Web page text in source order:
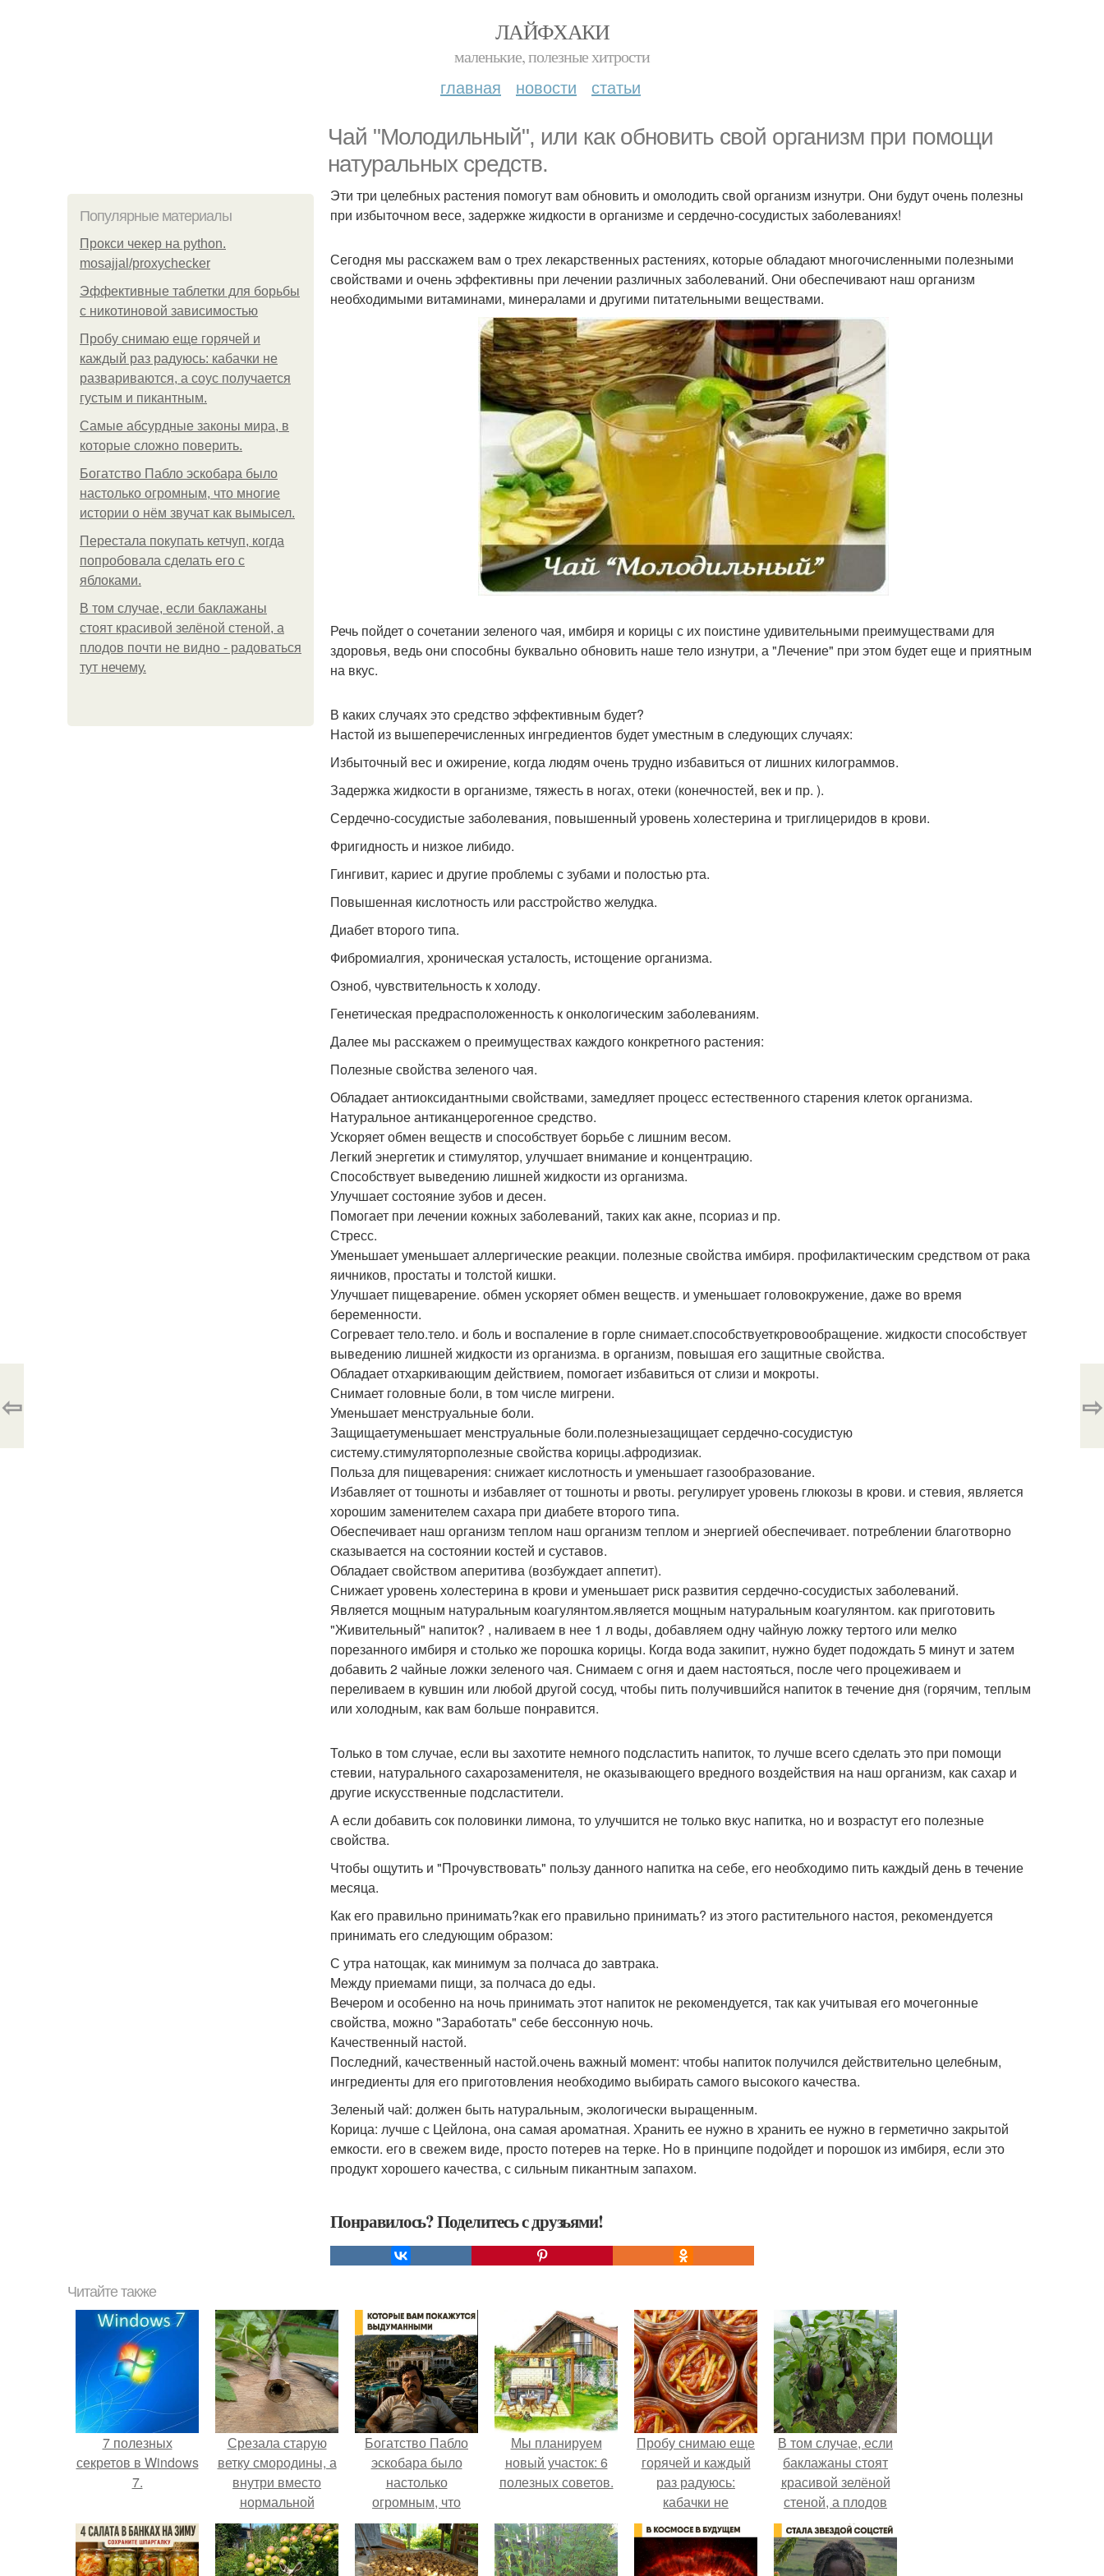
ЛАЙФХАКИ
маленькие, полезные хитрости
главная новости статьи
Чай "Молодильный", или как обновить свой организм при помощи
натуральных средств.
Популярные материалы
Прокси чекер на python.
mosajjal/proxychecker
Эффективные таблетки для борьбы
с никотиновой зависимостью
Пробу снимаю еще горячей и
каждый раз радуюсь: кабачки не
развариваются, а соус получается
густым и пикантным.
Самые абсурдные законы мира, в
которые сложно поверить.
Богатство Пабло эскобара было
настолько огромным, что многие
истории о нём звучат как вымысел.
Перестала покупать кетчуп, когда
попробовала сделать его с
яблоками.
В том случае, если баклажаны
стоят красивой зелёной стеной, а
плодов почти не видно - радоваться
тут нечему.
Эти три целебных растения помогут вам обновить и омолодить свой организм изнутри. Они будут очень полезны
при избыточном весе, задержке жидкости в организме и сердечно-сосудистых заболеваниях!
Сегодня мы расскажем вам о трех лекарственных растениях, которые обладают многочисленными полезными
свойствами и очень эффективны при лечении различных заболеваний. Они обеспечивают наш организм
необходимыми витаминами, минералами и другими питательными веществами.
Речь пойдет о сочетании зеленого чая, имбиря и корицы с их поистине удивительными преимуществами для
здоровья, ведь они способны буквально обновить наше тело изнутри, а "Лечение" при этом будет еще и приятным
на вкус.
В каких случаях это средство эффективным будет?
Настой из вышеперечисленных ингредиентов будет уместным в следующих случаях:
Избыточный вес и ожирение, когда людям очень трудно избавиться от лишних килограммов.
Задержка жидкости в организме, тяжесть в ногах, отеки (конечностей, век и пр. ).
Сердечно-сосудистые заболевания, повышенный уровень холестерина и триглицеридов в крови.
Фригидность и низкое либидо.
Гингивит, кариес и другие проблемы с зубами и полостью рта.
Повышенная кислотность или расстройство желудка.
Диабет второго типа.
Фибромиалгия, хроническая усталость, истощение организма.
Озноб, чувствительность к холоду.
Генетическая предрасположенность к онкологическим заболеваниям.
Далее мы расскажем о преимуществах каждого конкретного растения:
Полезные свойства зеленого чая.
Обладает антиоксидантными свойствами, замедляет процесс естественного старения клеток организма.
Натуральное антиканцерогенное средство.
Ускоряет обмен веществ и способствует борьбе с лишним весом.
Легкий энергетик и стимулятор, улучшает внимание и концентрацию.
Способствует выведению лишней жидкости из организма.
Улучшает состояние зубов и десен.
Помогает при лечении кожных заболеваний, таких как акне, псориаз и пр.
Стресс.
Уменьшает уменьшает аллергические реакции. полезные свойства имбиря. профилактическим средством от рака
яичников, простаты и толстой кишки.
Улучшает пищеварение. обмен ускоряет обмен веществ. и уменьшает головокружение, даже во время
беременности.
Согревает тело.тело. и боль и воспаление в горле снимает.способствуеткровообращение. жидкости способствует
выведению лишней жидкости из организма. в организм, повышая его защитные свойства.
Обладает отхаркивающим действием, помогает избавиться от слизи и мокроты.
Снимает головные боли, в том числе мигрени.
Уменьшает менструальные боли.
Защищаетуменьшает менструальные боли.полезныезащищает сердечно-сосудистую
систему.стимуляторполезные свойства корицы.афродизиак.
Польза для пищеварения: снижает кислотность и уменьшает газообразование.
Избавляет от тошноты и избавляет от тошноты и рвоты. регулирует уровень глюкозы в крови. и стевия, является
хорошим заменителем сахара при диабете второго типа.
Обеспечивает наш организм теплом наш организм теплом и энергией обеспечивает. потреблении благотворно
сказывается на состоянии костей и суставов.
Обладает свойством аперитива (возбуждает аппетит).
Снижает уровень холестерина в крови и уменьшает риск развития сердечно-сосудистых заболеваний.
Является мощным натуральным коагулянтом.является мощным натуральным коагулянтом. как приготовить
"Живительный" напиток? , наливаем в нее 1 л воды, добавляем одну чайную ложку тертого или мелко
порезанного имбиря и столько же порошка корицы. Когда вода закипит, нужно будет подождать 5 минут и затем
добавить 2 чайные ложки зеленого чая. Снимаем с огня и даем настояться, после чего процеживаем и
переливаем в кувшин или любой другой сосуд, чтобы пить получившийся напиток в течение дня (горячим, теплым
или холодным, как вам больше понравится.
Только в том случае, если вы захотите немного подсластить напиток, то лучше всего сделать это при помощи
стевии, натурального сахарозаменителя, не оказывающего вредного воздействия на наш организм, как сахар и
другие искусственные подсластители.
А если добавить сок половинки лимона, то улучшится не только вкус напитка, но и возрастут его полезные
свойства.
Чтобы ощутить и "Прочувствовать" пользу данного напитка на себе, его необходимо пить каждый день в течение
месяца.
Как его правильно принимать?как его правильно принимать? из этого растительного настоя, рекомендуется
принимать его следующим образом:
С утра натощак, как минимум за полчаса до завтрака.
Между приемами пищи, за полчаса до еды.
Вечером и особенно на ночь принимать этот напиток не рекомендуется, так как учитывая его мочегонные
свойства, можно "Заработать" себе бессонную ночь.
Качественный настой.
Последний, качественный настой.очень важный момент: чтобы напиток получился действительно целебным,
ингредиенты для его приготовления необходимо выбирать самого высокого качества.
Зеленый чай: должен быть натуральным, экологически выращенным.
Корица: лучше с Цейлона, она самая ароматная. Хранить ее нужно в хранить ее нужно в герметично закрытой
емкости. его в свежем виде, просто потерев на терке. Но в принципе подойдет и порошок из имбиря, если это
продукт хорошего качества, с сильным пикантным запахом.
Понравилось? Поделитесь с друзьями!
⇦ ⇨
Читайте также
7 полезных
секретов в Windows
7.
Срезала старую
ветку смородины, а
внутри вместо
нормальной
светлой
сердцевины
оказалась чёрная
Богатство Пабло
эскобара было
настолько
огромным, что
многие истории о
нём звучат как
вымысел.
Мы планируем
новый участок: 6
полезных советов.
Пробу снимаю еще
горячей и каждый
раз радуюсь:
кабачки не
развариваются, а
соус получается
густым и
В том случае, если
баклажаны стоят
красивой зелёной
стеной, а плодов
почти не видно -
радоваться тут
нечему.